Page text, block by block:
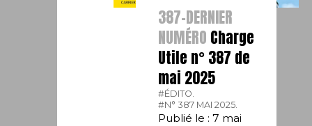
387-DERNIER
NUMÉRO Charge
Utile n° 387 de
mai 2025
#ÉDITO.
#N° 387 MAI 2025.
Publié le : 7 mai